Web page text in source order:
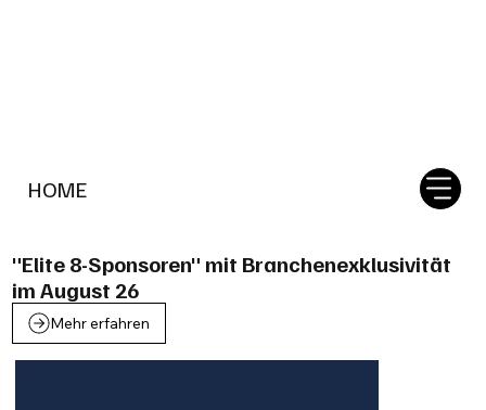
HOME
"Elite 8-Sponsoren" mit Branchenexklusivität
im August 26
Mehr erfahren